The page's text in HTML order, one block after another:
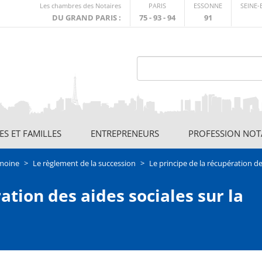
Les chambres des Notaires
DU GRAND PARIS :
externe
PARIS
75 - 93 - 94
ESSONNE
91
SEINE-
ET FAMILLES ENTREPRENEURS PROFESSION
Le règlement de la succession
Le principe de la récupération
des aides sociales sur la